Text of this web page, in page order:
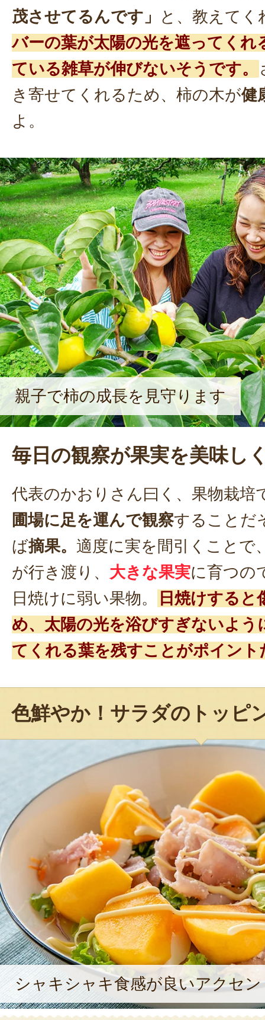
茂させてるんです」
と、教えてく
バーの葉が太陽の光を遮ってくれ
ている雑草が伸びないそうです。
き寄せてくれるため、柿の木が健
よ。
親子で柿の成長を見守ります
毎日の観察が果実を美味し
代表のかおりさん曰く、果物栽培
圃場に足を運んで観察することだ
ば摘果。 適度に実を間引くことで
が行き渡り、 大きな果実に育つの
日焼けに弱い果物。
日焼けすると
め、太陽の光を浴びすぎないよう
てくれる葉を残すことがポイント
色鮮やか！サラダのトッピ
シャキシャキ食感が良いアクセ